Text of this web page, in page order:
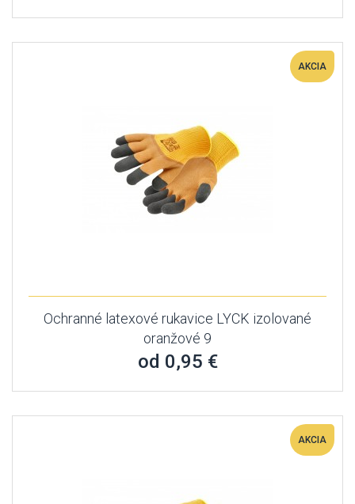
AKCIA
Ochranné latexové rukavice LYCK izolované
oranžové 9
od 0,95 €
AKCIA